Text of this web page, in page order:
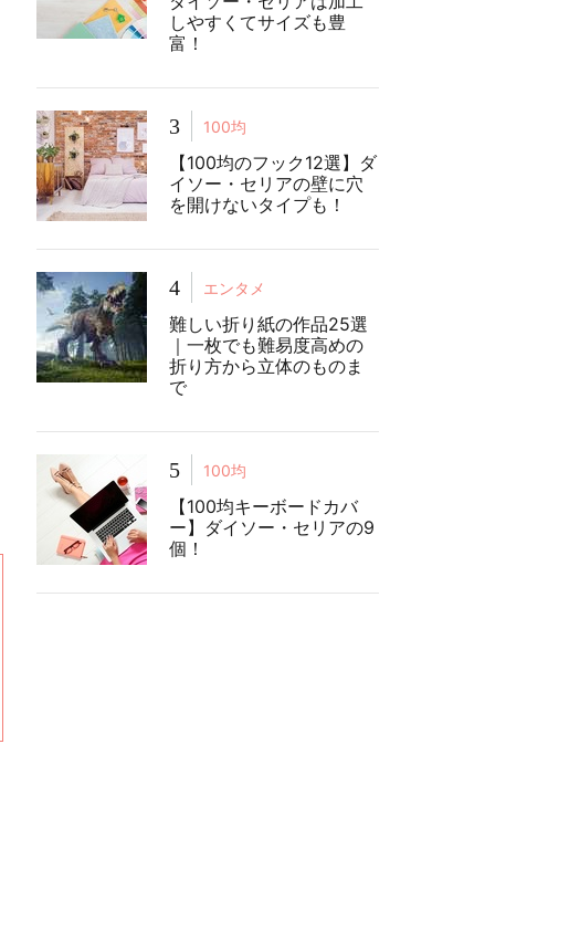
しやすくてサイズも豊
富！
3 100均
【100均のフック12選】ダ
イソー・セリアの壁に穴
を開けないタイプも！
4 エンタメ
難しい折り紙の作品25選
｜一枚でも難易度高めの
折り方から立体のものま
で
5 100均
【100均キーボードカバ
ー】ダイソー・セリアの9
個！